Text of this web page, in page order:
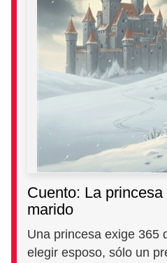
Cuento: La
marido
Una princesa exige 365
elegir esposo, sólo un